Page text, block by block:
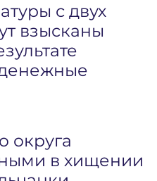
с двух
взысканы
округа
в хищении